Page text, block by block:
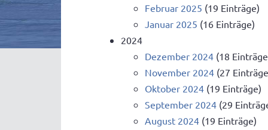
Februar 2025 (19 Einträge)
Januar 2025 (16 Einträge)
2024
Dezember 2024 (18
November 2024 (27
Oktober 2024 (19 Einträge)
September 2024 (29
August 2024 (19 Einträge)